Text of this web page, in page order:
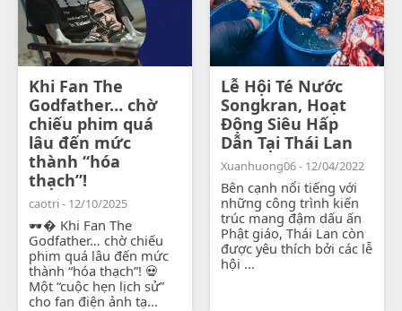
Khi Fan The
Godfather… chờ
chiếu phim quá
lâu đến mức
thành “hóa
thạch”!
caotri - 12/10/2025
🕶� Khi Fan The
Godfather… chờ chiếu
phim quá lâu đến mức
thành “hóa thạch”! 💀
Một “cuộc hẹn lịch sử”
cho fan điện ảnh tạ...
Lễ Hội Té Nước
Songkran, Hoạt
Động Siêu Hấp
Dẫn Tại Thái Lan
Xuanhuong06 - 12/04/2022
Bên cạnh nổi tiếng với
những công trình kiến
trúc mang đậm dấu ấn
Phật giáo, Thái Lan còn
được yêu thích bởi các lễ
hội ...